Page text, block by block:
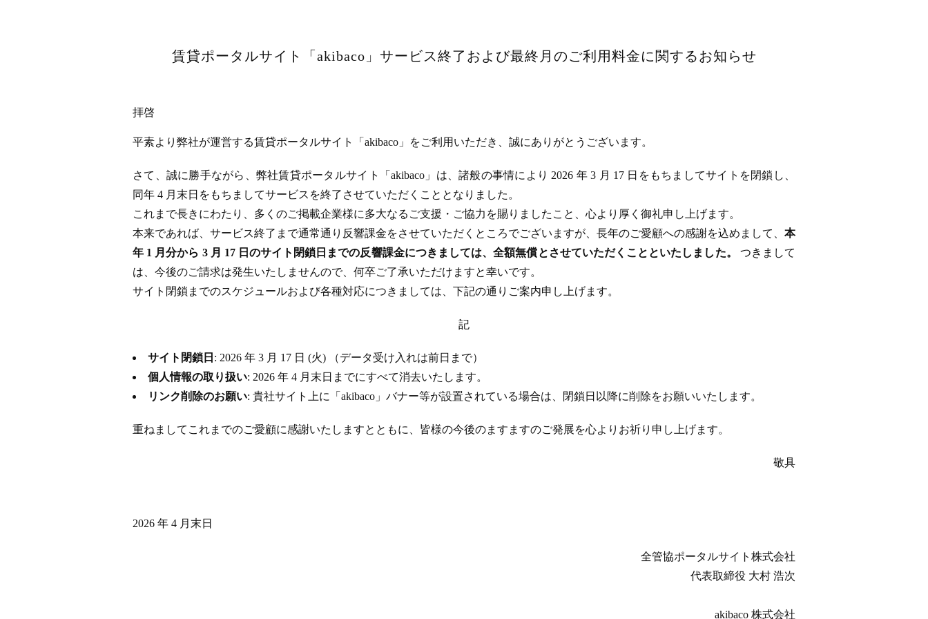
賃貸ポータルサイト「akibaco」サービス終了および最終月のご利用料金に関するお知らせ
拝啓
平素より弊社が運営する賃貸ポータルサイト「akibaco」をご利用いただき、誠にありがとうございます。
さて、誠に勝手ながら、弊社賃貸ポータルサイト「akibaco」は、諸般の事情により 2026 年 3 月 17 日をもちましてサイトを閉鎖し、
同年 4 月末日をもちましてサービスを終了させていただくこととなりました。
これまで長きにわたり、多くのご掲載企業様に多大なるご支援・ご協力を賜りましたこと、心より厚く御礼申し上げます。
本来であれば、サービス終了まで通常通り反響課金をさせていただくところでございますが、長年のご愛顧への感謝を込めまして、 本
年 1 月分から 3 月 17 日のサイト閉鎖日までの反響課金につきましては、全額無償とさせていただくことといたしました。 つきまして
は、今後のご請求は発生いたしませんので、何卒ご了承いただけますと幸いです。
サイト閉鎖までのスケジュールおよび各種対応につきましては、下記の通りご案内申し上げます。
記
サイト閉鎖日 : 2026 年 3 月 17 日 (火) （データ受け入れは前日まで）
個人情報の取り扱い: 2026 年 4 月末日までにすべて消去いたします。
リンク削除のお願い: 貴社サイト上に「akibaco」バナー等が設置されている場合は、閉鎖日以降に削除をお願いいたします。
重ねましてこれまでのご愛顧に感謝いたしますとともに、皆様の今後のますますのご発展を心よりお祈り申し上げます。
敬具
2026 年 4 月末日
全管協ポータルサイト株式会社
代表取締役 大村 浩次
akibaco 株式会社